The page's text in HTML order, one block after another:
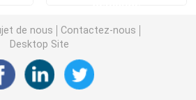
de nous
Contactez-nous
Desktop Site